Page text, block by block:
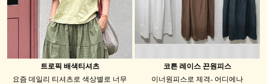
트로픽 배색티셔츠
요즘 데일리 티셔츠로 색상별로 너무
코튼 레이스 끈원피스
이너원피스로 제격- 어디에나